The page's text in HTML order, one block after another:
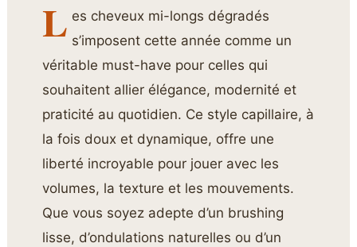
L es cheveux mi-longs dégradés
s’imposent cette année comme un
véritable must-have pour celles qui
souhaitent allier élégance, modernité et
praticité au quotidien. Ce style capillaire, à
la fois doux et dynamique, offre une
liberté incroyable pour jouer avec les
volumes, la texture et les mouvements.
Que vous soyez adepte d’un brushing
lisse, d’ondulations naturelles ou d’un